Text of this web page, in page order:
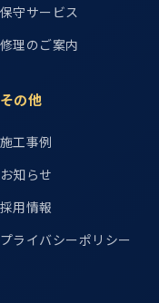
保守サービス
修理のご案内
その他
施工事例
お知らせ
採用情報
プライバシーポリシー